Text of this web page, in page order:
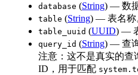
database (String) — 数
table (String) — 表名称
table_uuid (UUID) —
query_id (String) — 查
注意：这不是真实的查
ID，用于匹配